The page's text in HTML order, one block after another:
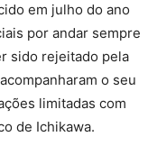
em julho do ano
por andar sempre
sido rejeitado pela
o seu
limitadas com
de Ichikawa.